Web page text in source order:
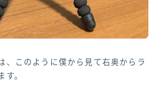
、このように僕から見て右奥からラ
す。